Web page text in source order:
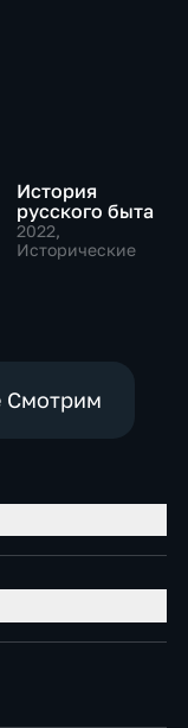
История
русского быта
2022,
Исторические
Смотрим